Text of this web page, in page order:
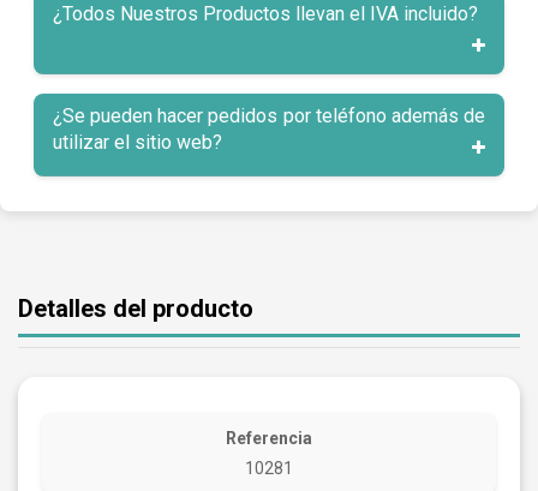
¿Todos Nuestros Productos llevan el IVA incluido?
¿Se pueden hacer pedidos por teléfono además de
utilizar el sitio web?
Detalles del producto
Referencia
10281